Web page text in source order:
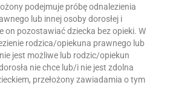
podejmuje próbę odnalezienia
lub innej osoby dorosłej i
on pozostawiać dziecka bez opieki. W
rodzica/opiekuna prawnego lub
jest możliwe lub rodzic/opiekun
nie chce lub/i nie jest zdolna
przełożony zawiadamia o tym